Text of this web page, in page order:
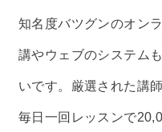
知名度バツグンのオン
講やウェブのシステム
いです。厳選された講
毎日一回レッスンで